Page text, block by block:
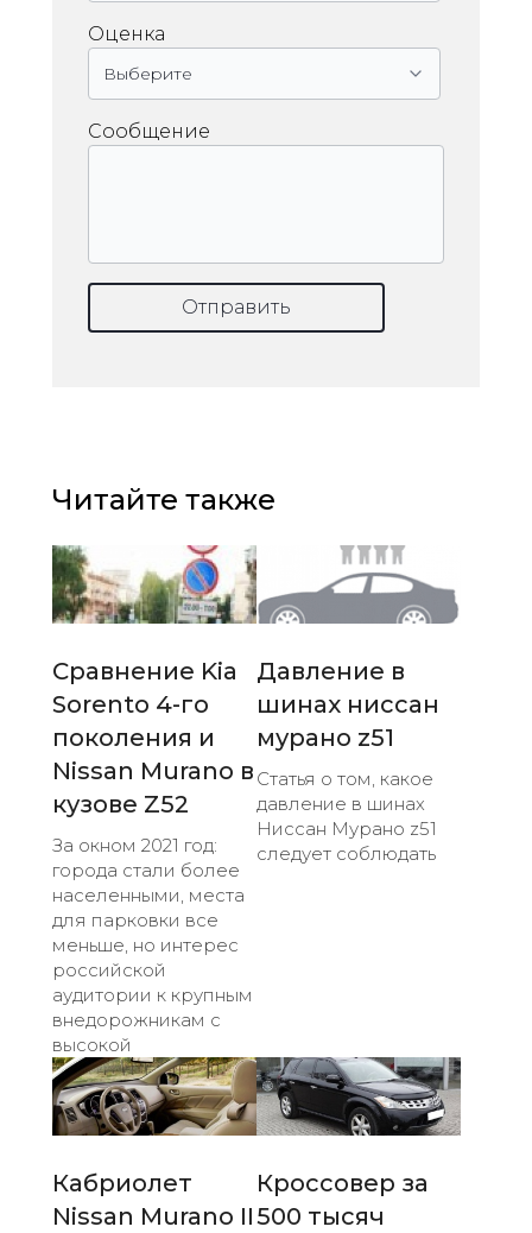
Оценка
Сообщение
Отправить
Читайте также
Сравнение Kia
Sorento 4-го
поколения и
Nissan Murano в
кузове Z52
За окном 2021 год:
города стали более
населенными, места
для парковки все
меньше, но интерес
российской
аудитории к крупным
внедорожникам с
высокой
Давление в
шинах ниссан
мурано z51
Статья о том, какое
давление в шинах
Ниссан Мурано z51
следует соблюдать
Кабриолет
Nissan Murano II
Кроссовер за
500 тысяч